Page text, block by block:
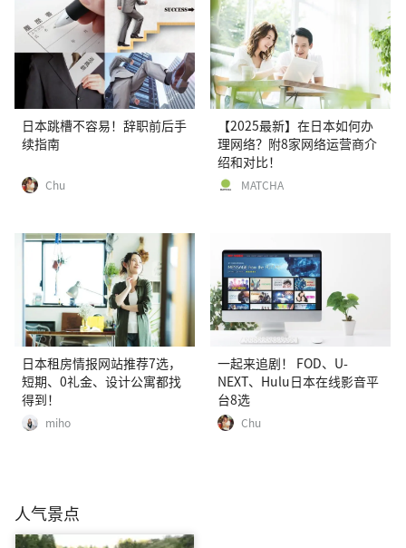
日本跳槽不容易！辞职前后手
续指南
Chu
【2025最新】在日本如何办
理网络？附8家网络运营商介
绍和对比！
MATCHA
日本租房情报网站推荐7选，
短期、0礼金、设计公寓都找
得到！
miho
一起来追剧！ FOD、U-
NEXT、Hulu日本在线影音平
台8选
Chu
人气景点